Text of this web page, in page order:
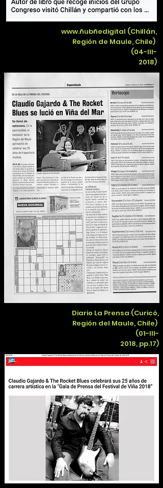
www.ñubñedigital (Chillán,
Región de Maule, Chile)
(04-III-
2018)
Diario La Prensa (Curicó,
Región del Maule, Chile)
(01-III-
2018, pp.17)